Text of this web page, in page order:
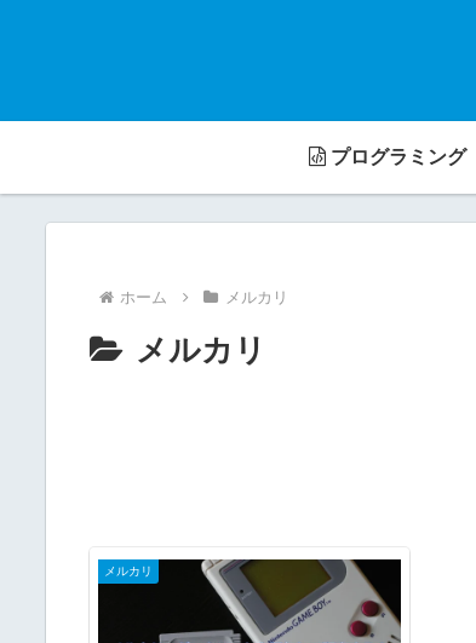
プログラミング
ホーム メルカリ
メルカリ
メルカリ